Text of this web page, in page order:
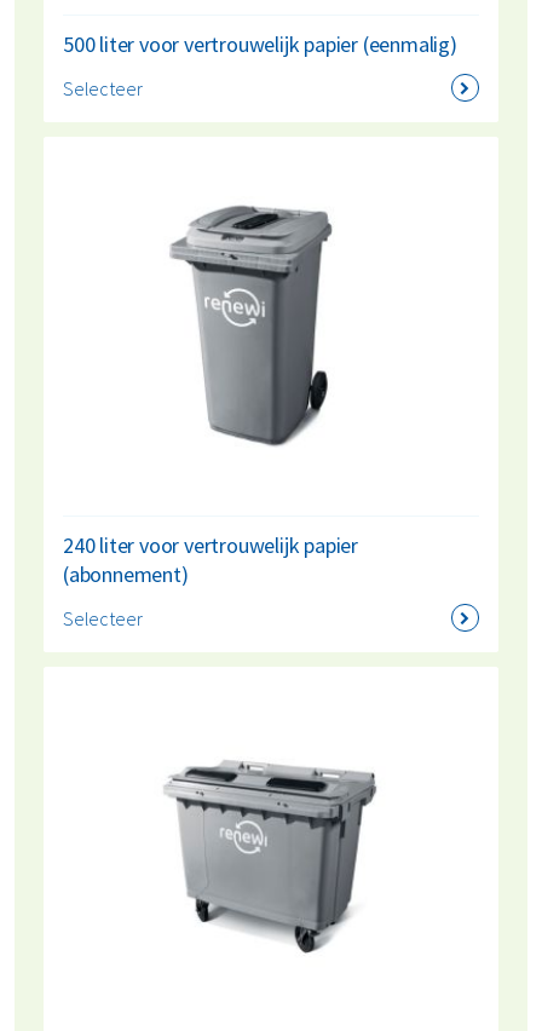
500 liter voor vertrouwelijk papier (eenmalig)
Selecteer
240 liter voor vertrouwelijk papier
(abonnement)
Selecteer